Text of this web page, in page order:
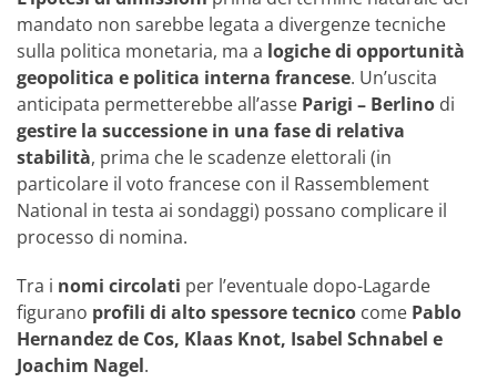
mandato non sarebbe legata a divergenze tecniche
sulla politica monetaria, ma a logiche di opportunità
geopolitica e politica interna francese. Un’uscita
anticipata permetterebbe all’asse Parigi – Berlino di
gestire la successione in una fase di relativa
stabilità, prima che le scadenze elettorali (in
particolare il voto francese con il Rassemblement
National in testa ai sondaggi) possano complicare il
processo di nomina.
Tra i nomi circolati per l’eventuale dopo-Lagarde
figurano profili di alto spessore tecnico come Pablo
Hernandez de Cos, Klaas Knot, Isabel Schnabel e
Joachim Nagel.